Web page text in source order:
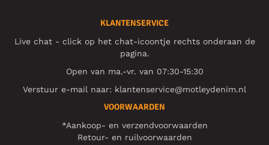
KLANTENSERVICE
Live chat - click op het chat-icoontje rechts onderaan de
pagina.
Open van ma.-vr. van 07:30-15:30
Verstuur e-mail naar: klantenservice@motleydenim.nl
VOORWAARDEN
*Aankoop- en verzendvoorwaarden
Retour- en ruilvoorwaarden